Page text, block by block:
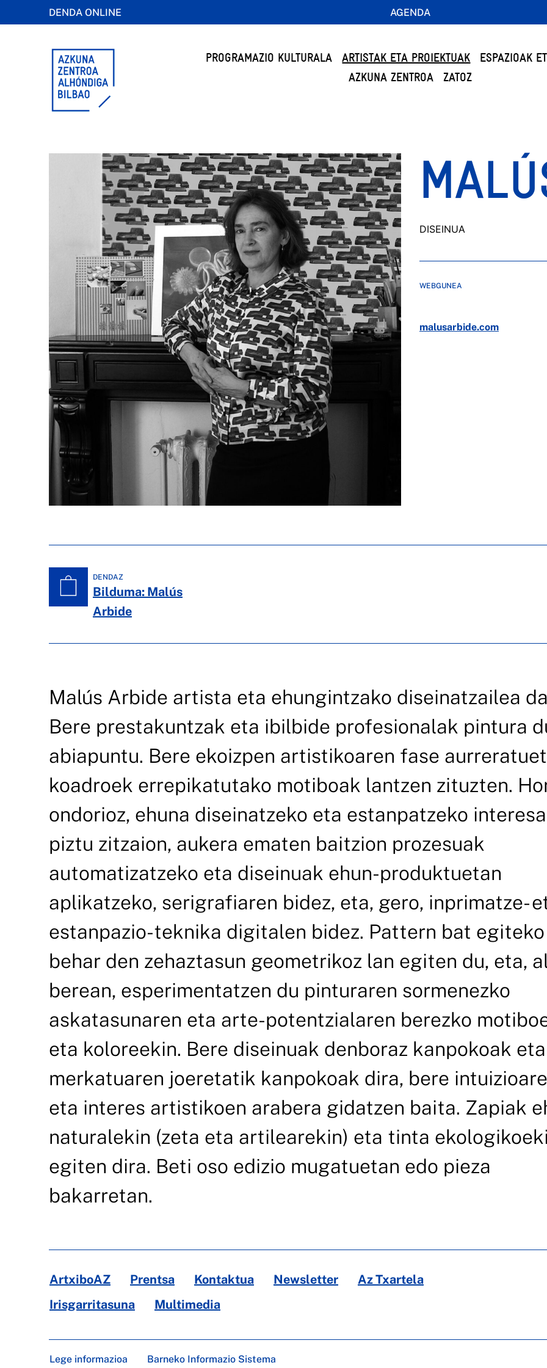
DENDA ONLINE AGENDA
PROGRAMAZIO KULTURALA ARTISTAK ETA PROIEKTUAK
ESPAZIOAK
AZKUNA ZENTROA
ZATOZ
DISEINUA
WEBGUNEA
malusarbide.com
DENDAZ
Bilduma: Malús
Arbide
Malús Arbide artista eta ehungintzako diseinatzailea
Bere prestakuntzak eta ibilbide profesionalak pintura
abiapuntu. Bere ekoizpen artistikoaren fase
koadroek errepikatutako motiboak lantzen zituzten.
ondorioz, ehuna diseinatzeko eta estanpatzeko interesa
piztu zitzaion, aukera ematen baitzion prozesuak
automatizatzeko eta diseinuak ehun-produktuetan
aplikatzeko, serigrafiaren bidez, eta, gero, inprimatze-
estanpazio-teknika digitalen bidez. Pattern bat egiteko
behar den zehaztasun geometrikoz lan egiten du, eta,
berean, esperimentatzen du pinturaren sormenezko
askatasunaren eta arte-potentzialaren berezko
eta koloreekin. Bere diseinuak denboraz kanpokoak eta
merkatuaren joeretatik kanpokoak dira, bere
eta interes artistikoen arabera gidatzen baita. Zapiak
naturalekin (zeta eta artilearekin) eta tinta
egiten dira. Beti oso edizio mugatuetan edo pieza
bakarretan.
ArtxiboAZ Prentsa Kontaktua Newsletter
Az Txartela
Irisgarritasuna
Multimedia
Lege informazioa Barneko Informazio Sistema